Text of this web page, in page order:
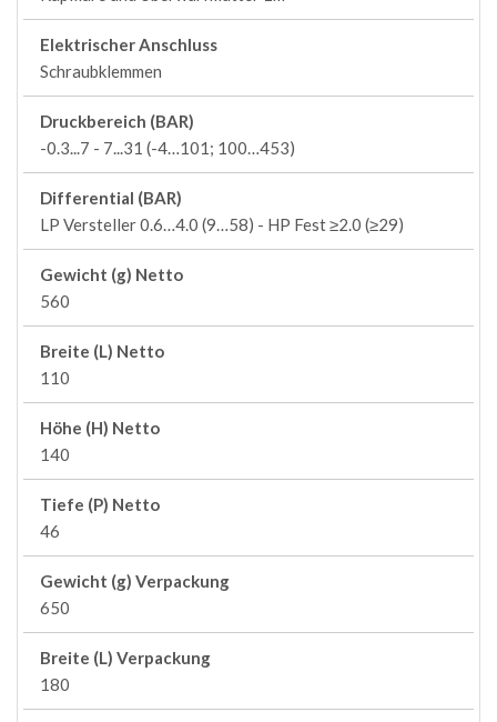
Elektrischer Anschluss
Schraubklemmen
Druckbereich (BAR)
-0.3...7 - 7...31 (-4…101; 100…453)
Differential (BAR)
LP Versteller 0.6…4.0 (9…58) - HP Fest ≥2.0 (≥29)
Gewicht (g) Netto
560
Breite (L) Netto
110
Höhe (H) Netto
140
Tiefe (P) Netto
46
Gewicht (g) Verpackung
650
Breite (L) Verpackung
180